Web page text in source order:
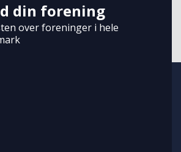
din forening
over foreninger i hele